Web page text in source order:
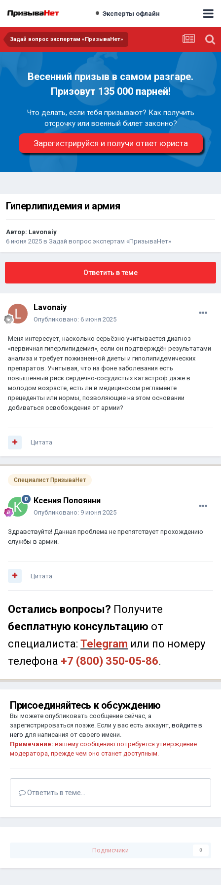
Эксперты офлайн
Задай вопрос экспертам «ПризываНет»
Весенний призыв в самом разгаре.
Призовут 135 000 парней!
Что делать, если тебя призывают? Как получить
отсрочку или военный билет законно?
Зарегистрируйся и получи ответ юриста
Гиперлипидемия и армия
Автор: Lavonaiy
6 июня 2025 в Задай вопрос экспертам «ПризываНет»
Ответить в теме
Lavonaiy
Опубликовано: 6 июня 2025
Меня интересует, насколько серьёзно учитывается диагноз
«первичная гиперлипидемия», если он подтверждён результатами
анализа и требует пожизненной диеты и гиполипидемических
препаратов. Учитывая, что на фоне заболевания есть
повышенный риск сердечно-сосудистых катастроф даже в
молодом возрасте, есть ли в медицинском регламенте
прецеденты или нормы, позволяющие на этом основании
добиваться освобождения от армии?
Цитата
Специалист ПризываНет
Ксения Попоянни
Опубликовано: 9 июня 2025
Здравствуйте! Данная проблема не препятствует прохождению
службы в армии.
Цитата
Остались вопросы? Получите
бесплатную консультацию от
специалиста: Telegram или по номеру
телефона +7 (800) 350-05-86.
Присоединяйтесь к обсуждению
Вы можете опубликовать сообщение сейчас, а
зарегистрироваться позже. Если у вас есть аккаунт, войдите в
него для написания от своего имени.
Примечание: вашему сообщению потребуется утверждение
модератора, прежде чем оно станет доступным.
Ответить в теме...
Подписчики 0